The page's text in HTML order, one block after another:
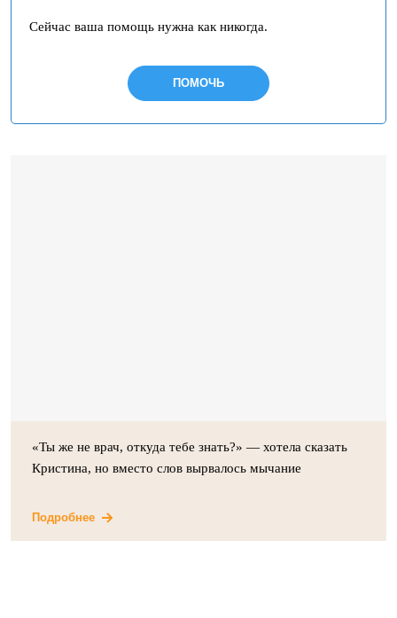
Сейчас ваша помощь нужна как никогда.
ПОМОЧЬ
«Ты же не врач, откуда тебе знать?» — хотела сказать
Кристина, но вместо слов вырвалось мычание
Подробнее